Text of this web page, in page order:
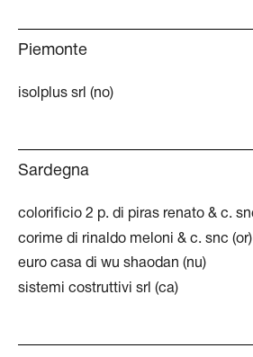
Piemonte
isolplus srl (no)
Sardegna
colorificio 2 p. di piras renato & c.
corime di rinaldo meloni & c. snc (or)
euro casa di wu shaodan (nu)
sistemi costruttivi srl (ca)